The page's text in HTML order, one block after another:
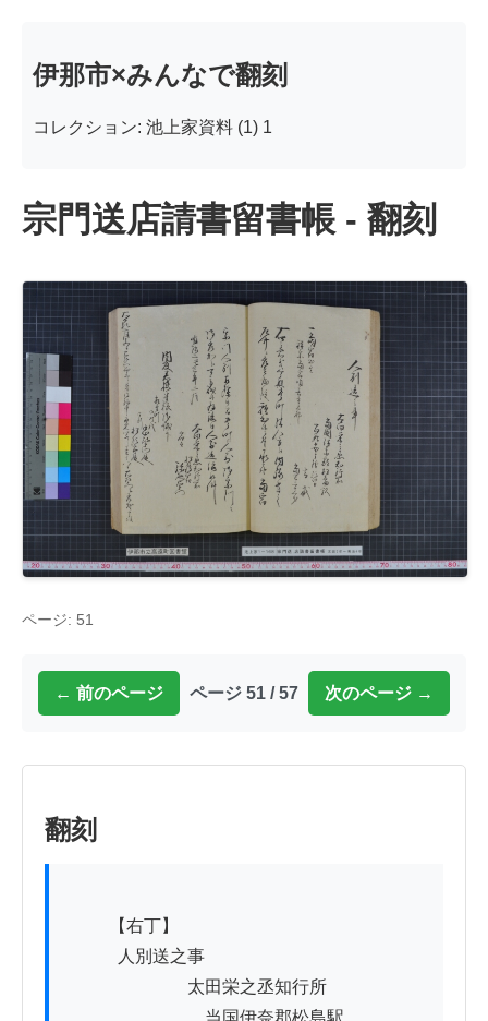
伊那市×みんなで翻刻
コレクション: 池上家資料 (1) 1
宗門送店請書留書帳 - 翻刻
ページ: 51
← 前のページ ページ 51 / 57 次のページ →
翻刻
人別送之事
太田栄之丞知行所
当国伊奈郡松島駅